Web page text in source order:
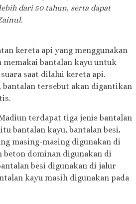
dari 50 tahun, serta dapat
kereta api yang menggunakan
memakai bantalan kayu untuk
saat dilalui kereta api.
tersebut akan digantikan
terdapat tiga jenis bantalan
bantalan kayu, bantalan besi,
masing-masing digunakan di
beton dominan digunakan di
besi digunakan di jalur
kayu masih digunakan pada